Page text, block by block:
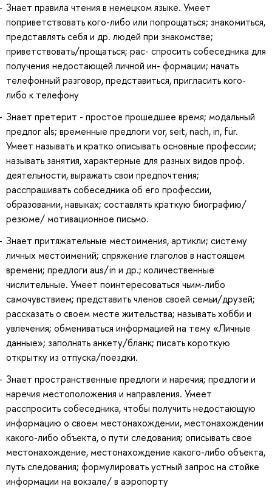
Знает правила чтения в немецком языке. Умеет
поприветствовать кого-либо или попрощаться; знакомиться,
представлять себя и др. людей при знакомстве;
приветствовать/прощаться; рас- спросить собеседника для
получения недостающей личной ин- формации; начать
телефонный разговор, представиться, пригласить кого-
либо к телефону
Знает претерит - простое прошедшее время; модальный
предлог als; временные предлоги vor, seit, nach, in, für.
Умеет называть и кратко описывать основные профессии;
называть занятия, характерные для разных видов проф.
деятельности, выражать свои предпочтения;
расспрашивать собеседника об его профессии,
образовании, навыках; составлять краткую биографию/
резюме/ мотивационное письмо.
Знает притяжательные местоимения, артикли; систему
личных местоимений; спряжение глаголов в настоящем
времени; предлоги aus/in и др.; количественные
числительные. Умеет поинтересоваться чьим-либо
самочувствием; представить членов своей семьи/друзей;
рассказать о своем месте жительства; называть хобби и
увлечения; обмениваться информацией на тему «Личные
данные»; заполнять анкету/бланк; писать короткую
открытку из отпуска/поездки.
Знает пространственные предлоги и наречия; предлоги и
наречия местоположения и направления. Умеет
расспросить собеседника, чтобы получить недостающую
информацию о своем местонахождении, местонахождении
какого-либо объекта, о пути следования; описывать свое
местонахождение, местонахождение какого-либо объекта,
путь следования; формулировать устный запрос на стойке
информации на вокзале/ в аэропорту